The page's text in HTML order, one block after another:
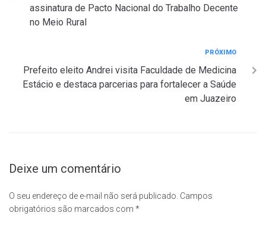
assinatura de Pacto Nacional do Trabalho Decente
no Meio Rural
PRÓXIMO
Prefeito eleito Andrei visita Faculdade de Medicina
Estácio e destaca parcerias para fortalecer a Saúde
em Juazeiro
Deixe um comentário
O seu endereço de e-mail não será publicado. Campos
obrigatórios são marcados com *